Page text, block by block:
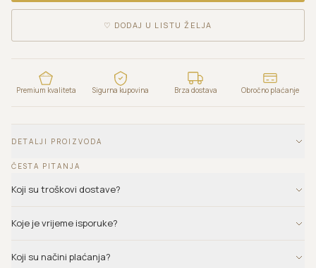
♡ DODAJ U LISTU ŽELJA
Premium kvaliteta Sigurna kupovina Brza dostava Obročno plaćanje
DETALJI PROIZVODA
ČESTA PITANJA
Koji su troškovi dostave?
Koje je vrijeme isporuke?
Koji su načini plaćanja?